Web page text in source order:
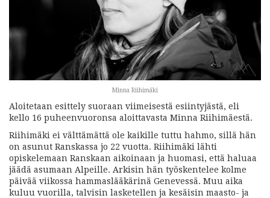
Minna Riihimäki
Aloitetaan esittely suoraan viimeisestä esiintyjästä, eli
kello 16 puheenvuoronsa aloittavasta Minna Riihimäestä.
Riihimäki ei välttämättä ole kaikille tuttu hahmo, sillä hän
on asunut Ranskassa jo 22 vuotta. Riihimäki lähti
opiskelemaan Ranskaan aikoinaan ja huomasi, että haluaa
jäädä asumaan Alpeille. Arkisin hän työskentelee kolme
päivää viikossa hammaslääkärinä Genevessä. Muu aika
kuluu vuorilla, talvisin lasketellen ja kesäisin maasto- ja